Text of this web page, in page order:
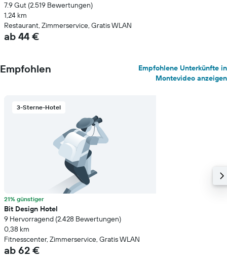
7.9 Gut (2.519 Bewertungen)
1,24 km
Restaurant, Zimmerservice, Gratis WLAN
ab 44 €
Empfohlen
Empfohlene Unterkünfte in
Montevideo anzeigen
3-Sterne-Hotel
21% günstiger
Bit Design Hotel
9 Hervorragend (2.428 Bewertungen)
0,38 km
Fitnesscenter, Zimmerservice, Gratis WLAN
ab 62 €